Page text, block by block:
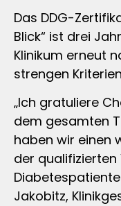
Das DDG-
Blick“ ist drei
Klinikum erneut
strengen
„Ich gratuliere
dem gesamten
haben wir einen
der
Jakobitz,